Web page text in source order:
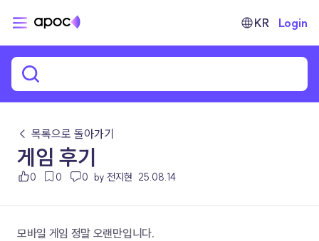
KR Login
← 목록으로 돌아가기
게임 후기
0 0 0 by 전지현 25.08.14
모바일 게임 정말 오랜만입니다.